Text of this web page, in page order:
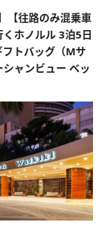
【往路のみ混乗車
ホノルル 3泊5日
トバッグ（Mサ
ャンビュー ベッ